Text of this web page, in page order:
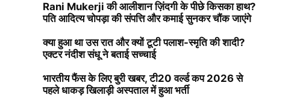
Rani Mukerji की आलीशान ज़िंदगी के पीछे किसका हाथ?
पति आदित्य चोपड़ा की संपत्ति और कमाई सुनकर चौंक जाएंगे
क्या हुआ था उस रात और क्यों टूटी पलाश-स्मृति की शादी?
एक्टर नंदीश संधू ने बताई सच्चाई
भारतीय फैंस के लिए बुरी खबर, टी20 वर्ल्ड कप 2026 से
पहले धाकड़ खिलाड़ी अस्पताल में हुआ भर्ती